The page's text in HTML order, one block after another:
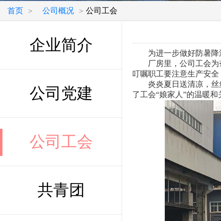
首页 > 公司概况 > 公司工会
企业简介
公司党建
公司工会
共青团
为进一步做好防暑降
厂房里，公司工会为奋
叮嘱职工要注意生产安
炎炎夏日送清凉，丝丝
了工会“娘家人”的温暖和